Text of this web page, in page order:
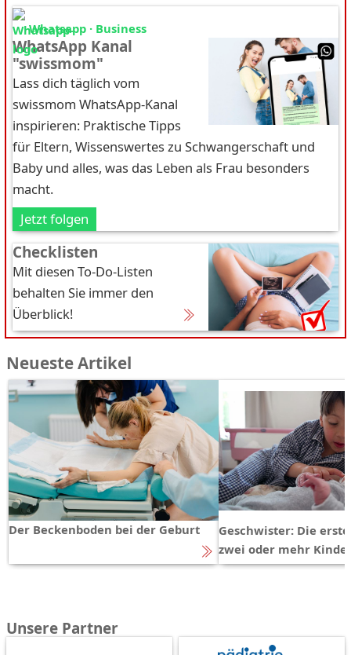
Whatsapp · Business
WhatsApp Kanal
"swissmom"
Lass dich täglich vom
swissmom WhatsApp-Kanal
inspirieren: Praktische Tipps
für Eltern, Wissenswertes zu Schwangerschaft und
Baby und alles, was das Leben als Frau besonders
macht.
Jetzt folgen
Checklisten
Mit diesen To-Do-Listen
behalten Sie immer den
Überblick!
Neueste Artikel
Der Beckenboden bei der Geburt
Geschwister: Die
zwei oder mehr
Unsere Partner